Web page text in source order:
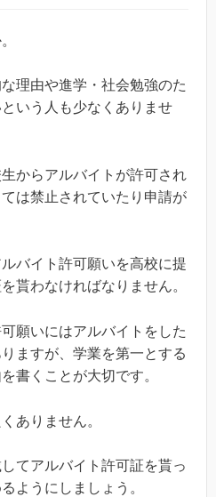
理由や進学・社会勉強のた
いう人も少なくありませ
からアルバイトが許可され
は禁止されていたり申請が
バイト許可願いを高校に提
貰わなければなりません。
願いにはアルバイトをした
ますが、学業を第一とする
書くことが大切です。
ありません。
てアルバイト許可証を貰っ
ようにしましょう。